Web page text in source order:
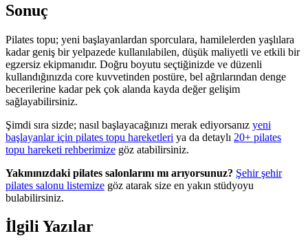
Sonuç
Pilates topu; yeni başlayanlardan sporculara, hamilelerden yaşlılara
kadar geniş bir yelpazede kullanılabilen, düşük maliyetli ve etkili bir
egzersiz ekipmanıdır. Doğru boyutu seçtiğinizde ve düzenli
kullandığınızda core kuvvetinden postüre, bel ağrılarından denge
becerilerine kadar pek çok alanda kayda değer gelişim
sağlayabilirsiniz.
Şimdi sıra sizde; nasıl başlayacağınızı merak ediyorsanız yeni
başlayanlar için pilates topu hareketleri ya da detaylı 20+ pilates
topu hareketi rehberimize göz atabilirsiniz.
Yakınınızdaki pilates salonlarını mı arıyorsunuz? Şehir şehir
pilates salonu listemize göz atarak size en yakın stüdyoyu
bulabilirsiniz.
İlgili Yazılar